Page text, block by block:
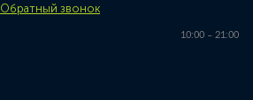
Обратный звонок
10:00 – 21:00